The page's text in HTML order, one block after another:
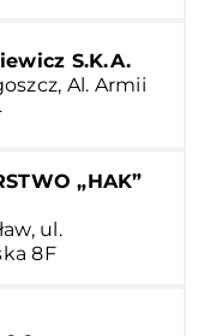
S.K.A.
Al. Armii
„HAK”
ul.
8F